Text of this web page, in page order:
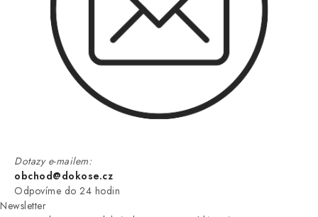
Dotazy e-mailem:
obchod@dokose.cz
Odpovíme do 24 hodin
Newsletter